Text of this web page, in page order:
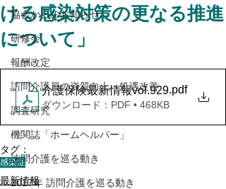
協会からのお知らせ
研修会
報酬改定
訪問介護員の資質向上・処遇改善
調査研究
機関誌「ホームヘルパー」
訪問介護を巡る動き
2017年 訪問介護を巡る動き
ける感染対策の更なる推進
について」
介護保険最新情報vol.929.pdf
ダウンロード：PDF • 468KB
タグ：
感染症
最新情報